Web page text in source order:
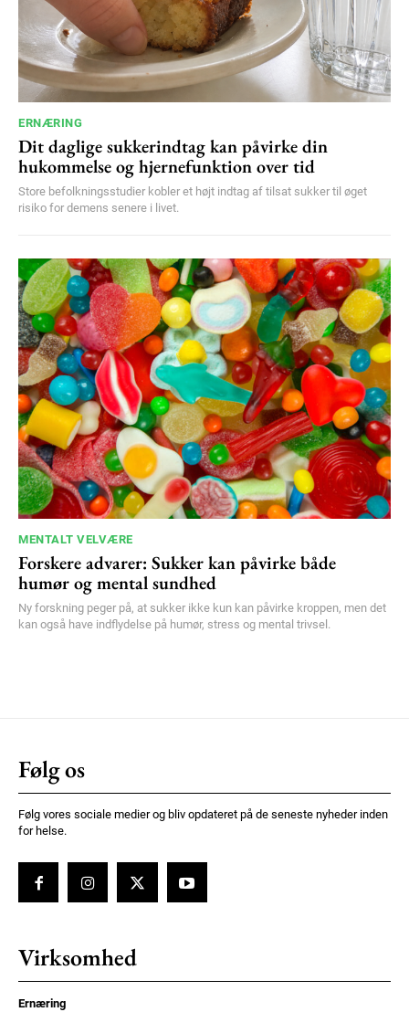
ERNÆRING
Dit daglige sukkerindtag kan påvirke din
hukommelse og hjernefunktion over tid
Store befolkningsstudier kobler et højt indtag af tilsat sukker til øget
risiko for demens senere i livet.
MENTALT VELVÆRE
Forskere advarer: Sukker kan påvirke både
humør og mental sundhed
Ny forskning peger på, at sukker ikke kun kan påvirke kroppen, men det
kan også have indflydelse på humør, stress og mental trivsel.
Følg os
Følg vores sociale medier og bliv opdateret på de seneste nyheder inden
for helse.
Virksomhed
Ernæring